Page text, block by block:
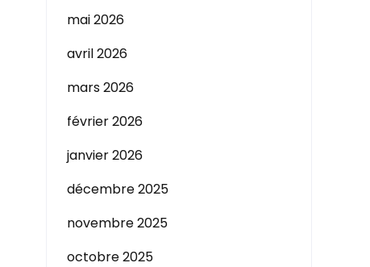
mai 2026
avril 2026
mars 2026
février 2026
janvier 2026
décembre 2025
novembre 2025
octobre 2025